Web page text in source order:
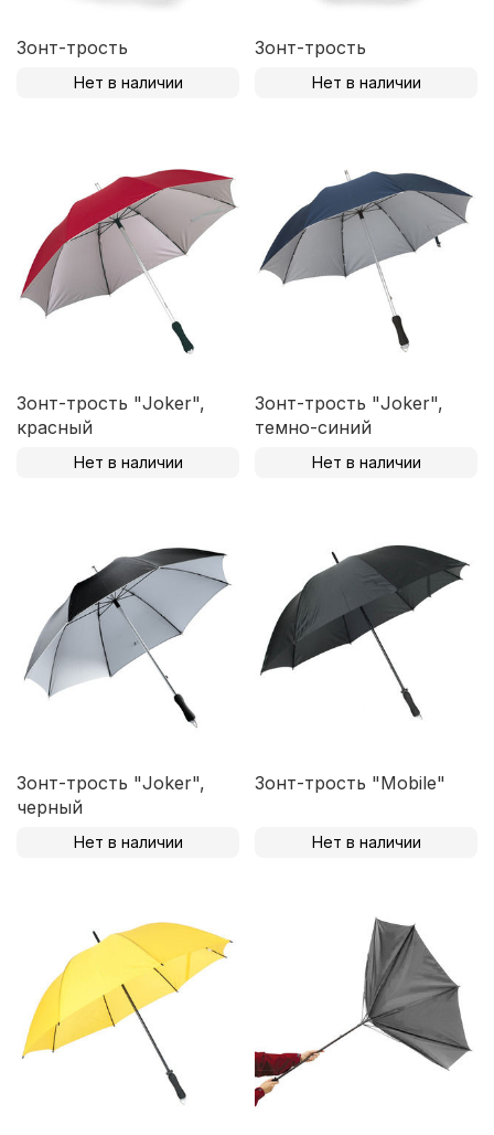
Зонт-трость
Нет в наличии
Зонт-трость
Нет в наличии
Зонт-трость "Joker",
красный
Нет в наличии
Зонт-трость "Joker",
темно-синий
Нет в наличии
Зонт-трость "Joker",
черный
Нет в наличии
Зонт-трость "Mobile"
Нет в наличии